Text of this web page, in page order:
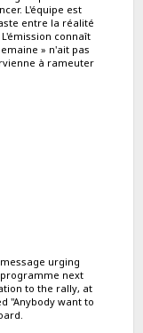
L'équipe est
entre la réalité
connaît
» n'ait pas
à rameuter
urging
programme next
to the rally, at
"Anybody want to